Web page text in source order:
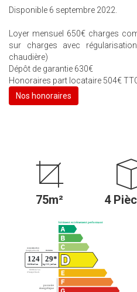
Disponible 6 septembre 2022.
Loyer mensuel 650€ charges
sur charges avec
chaudière)
Dépôt de garantie 630€
Honoraires part locataire 504€
Nos honoraires
75m² 4